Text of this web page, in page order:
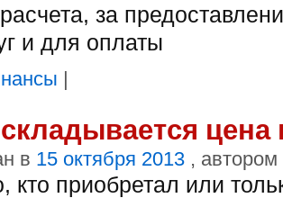
за
и для оплаты
|
в 15 октября 2013 , автором
кто приобретал или